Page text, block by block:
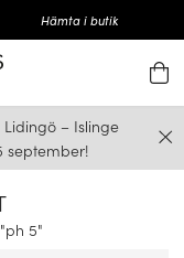
Hämta i butik
– Islinge
september!
5"